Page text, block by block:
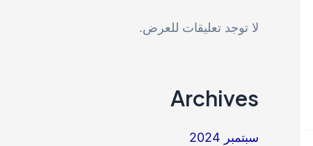
لا توجد تعليقات للعرض.
Archives
سبتمبر 2024